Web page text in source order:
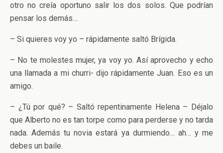
otro no creía oportuno salir los dos solos. Que podrían
pensar los demás…
– Si quieres voy yo – rápidamente saltó Brígida.
– No te molestes mujer, ya voy yo. Así aprovecho y echo
una llamada a mi churri- dijo rápidamente Juan. Eso es un
amigo.
– ¿Tú por qué? – Saltó repentinamente Helena – Déjalo
que Alberto no es tan torpe como para perderse y no tarda
nada. Además tu novia estará ya durmiendo… ah… y me
debes un baile.